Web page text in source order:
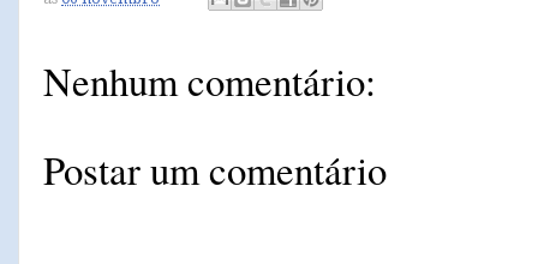
Nenhum comentário:
Postar um comentário